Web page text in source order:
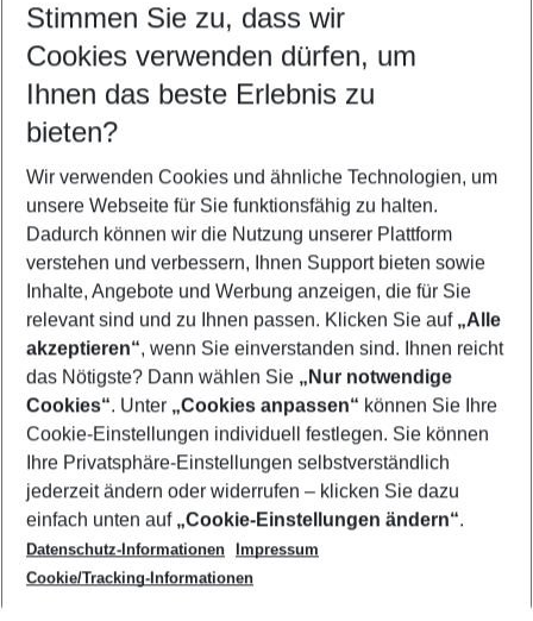
Abflughafen wählen
Beliebiger Abflughafen
Reisezeitraum wählen
10.08.26– 08.08.27 5-8 Nächte
2 Erwachsene Keine Kinder
Mehr Filter anzeigen
Footer
Footer navigation
Über uns
AGB
Cookie-Einstellungen ändern
Cookie-Richtlinie
Datenschutz
Service & Hilfe
Barrierefreies Reisen
Check-in
Folgen Sie uns
Stimmen Sie zu, dass wir
Cookies verwenden dürfen, um
Ihnen das beste Erlebnis zu
bieten?
Wir verwenden Cookies und ähnliche Technologien, um
unsere Webseite für Sie funktionsfähig zu halten.
Dadurch können wir die Nutzung unserer Plattform
verstehen und verbessern, Ihnen Support bieten sowie
Inhalte, Angebote und Werbung anzeigen, die für Sie
relevant sind und zu Ihnen passen. Klicken Sie auf „Alle
akzeptieren“, wenn Sie einverstanden sind. Ihnen reicht
das Nötigste? Dann wählen Sie „Nur notwendige
Cookies“. Unter „Cookies anpassen“ können Sie Ihre
Cookie-Einstellungen individuell festlegen. Sie können
Ihre Privatsphäre-Einstellungen selbstverständlich
jederzeit ändern oder widerrufen – klicken Sie dazu
einfach unten auf „Cookie-Einstellungen ändern“.
Datenschutz-Informationen
Impressum
Cookie/Tracking-Informationen